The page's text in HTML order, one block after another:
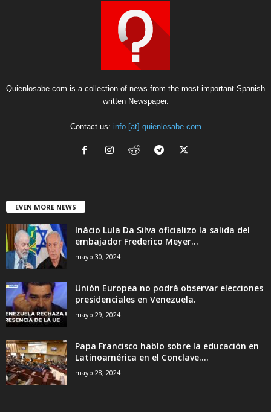
Quienlosabe.com is a collection of news from the most important Spanish
written Newspaper.
Contact us: info [at] quienlosabe.com
EVEN MORE NEWS
Inácio Lula Da Silva oficializo la salida del
embajador Frederico Meyer...
mayo 30, 2024
Unión Europea no podrá observar elecciones
presidenciales en Venezuela.
mayo 29, 2024
Papa Francisco hablo sobre la educación en
Latinoamérica en el Conclave....
mayo 28, 2024